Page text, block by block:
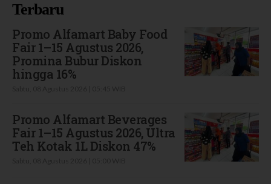
Terbaru
Promo Alfamart Baby Food
Fair 1–15 Agustus 2026,
Promina Bubur Diskon
hingga 16%
Promo Alfamart Beverages
Fair 1–15 Agustus 2026, Ultra
Teh Kotak 1L Diskon 47%